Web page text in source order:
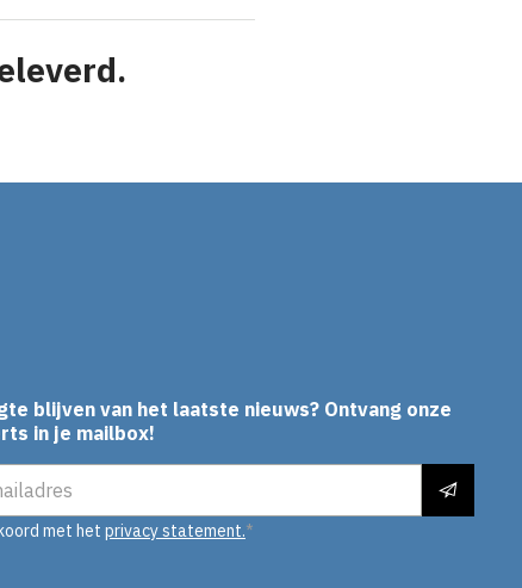
blijven van het laatste nieuws? Ontvang onze
in je mailbox!
met het privacy statement.